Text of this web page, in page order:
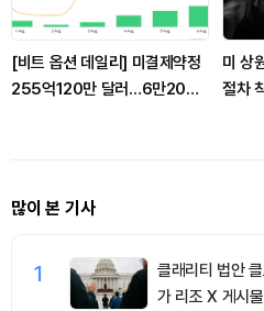
[비트 옵션 데일리] 미결제약정
255억120만 달러…6만2000
미 상
절차
많이 본 기사
1
클래리티 법안
가 리조 X 게시물